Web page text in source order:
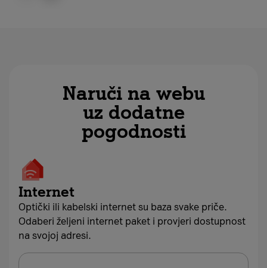
Naruči na webu
uz dodatne
pogodnosti
Internet
Optički ili kabelski internet su baza svake priče.
Odaberi željeni internet paket i provjeri dostupnost
na svojoj adresi.